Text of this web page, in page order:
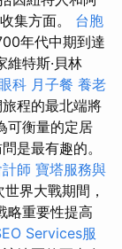
集方面。 台胞
年代中期到達
維特斯·貝林
科 月子餐 養老
程的最北端將
可衡量的定居
是最有趣的。
師 寶塔服務與
界大戰期間，
略重要性提高
Services服